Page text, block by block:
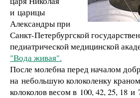
и царицы
Александры при
Санкт-Петербургской
педиатрической медицинской
"Вода живая".
После молебна перед началом
на небольшую колоколенку
колоколов весом в 100, 42, 25, 18